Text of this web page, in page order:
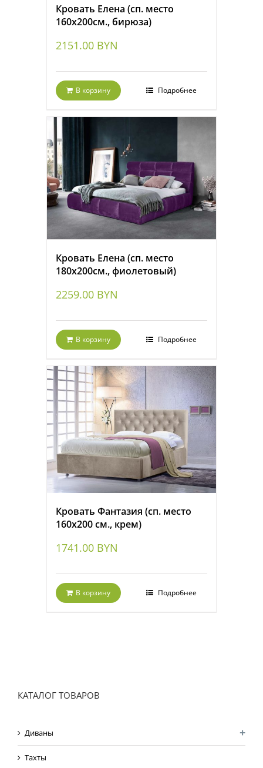
Кровать Елена (сп. место
160х200см., бирюза)
2151.00 BYN
В корзину Подробнее
Кровать Елена (сп. место
180х200см., фиолетовый)
2259.00 BYN
В корзину Подробнее
Кровать Фантазия (сп. место
160х200 см., крем)
1741.00 BYN
В корзину Подробнее
КАТАЛОГ ТОВАРОВ
Диваны
Тахты